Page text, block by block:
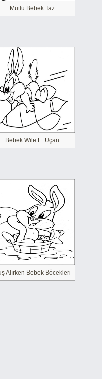
Mutlu Bebek Taz
Bebek Wile E. Uçan
Alırken Bebek Böcekleri